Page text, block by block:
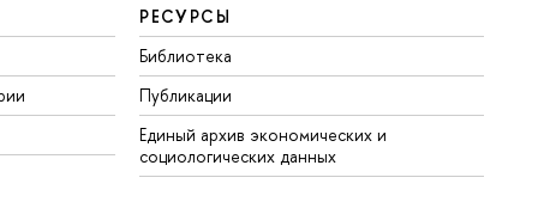
РЕСУРСЫ
Библиотека
Публикации
Единый архив экономических и
социологических данных